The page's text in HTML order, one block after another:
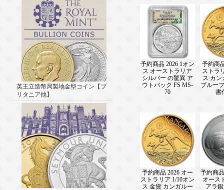
英王立造幣局製地金型コイン【ブ
リタニア他】
予約商品 2026 1オン
ス オーストラリア
シルバー の驚異 ア
ウトバック FS MS-
70
予約商
ストラ
ス カン
プルー
書
予約商品 2026 オー
ストラリア 1/10オン
ス 金貨 カンガルー
予約商
オース
アラ